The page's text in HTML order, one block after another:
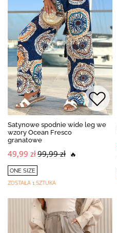
Satynowe spodnie wide leg we
wzory Ocean Fresco
granatowe
49,99 zł99,99 zł 🔥
ONE SIZE
ZOSTAŁA 1 SZTUKA